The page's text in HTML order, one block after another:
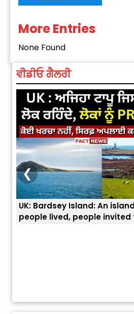
Alternative:
More Entries
None Found
ਵੀਡੀਓ ਗੈਲਰੀ
UK: Bardsey Island: An
people lived, people invited
❮